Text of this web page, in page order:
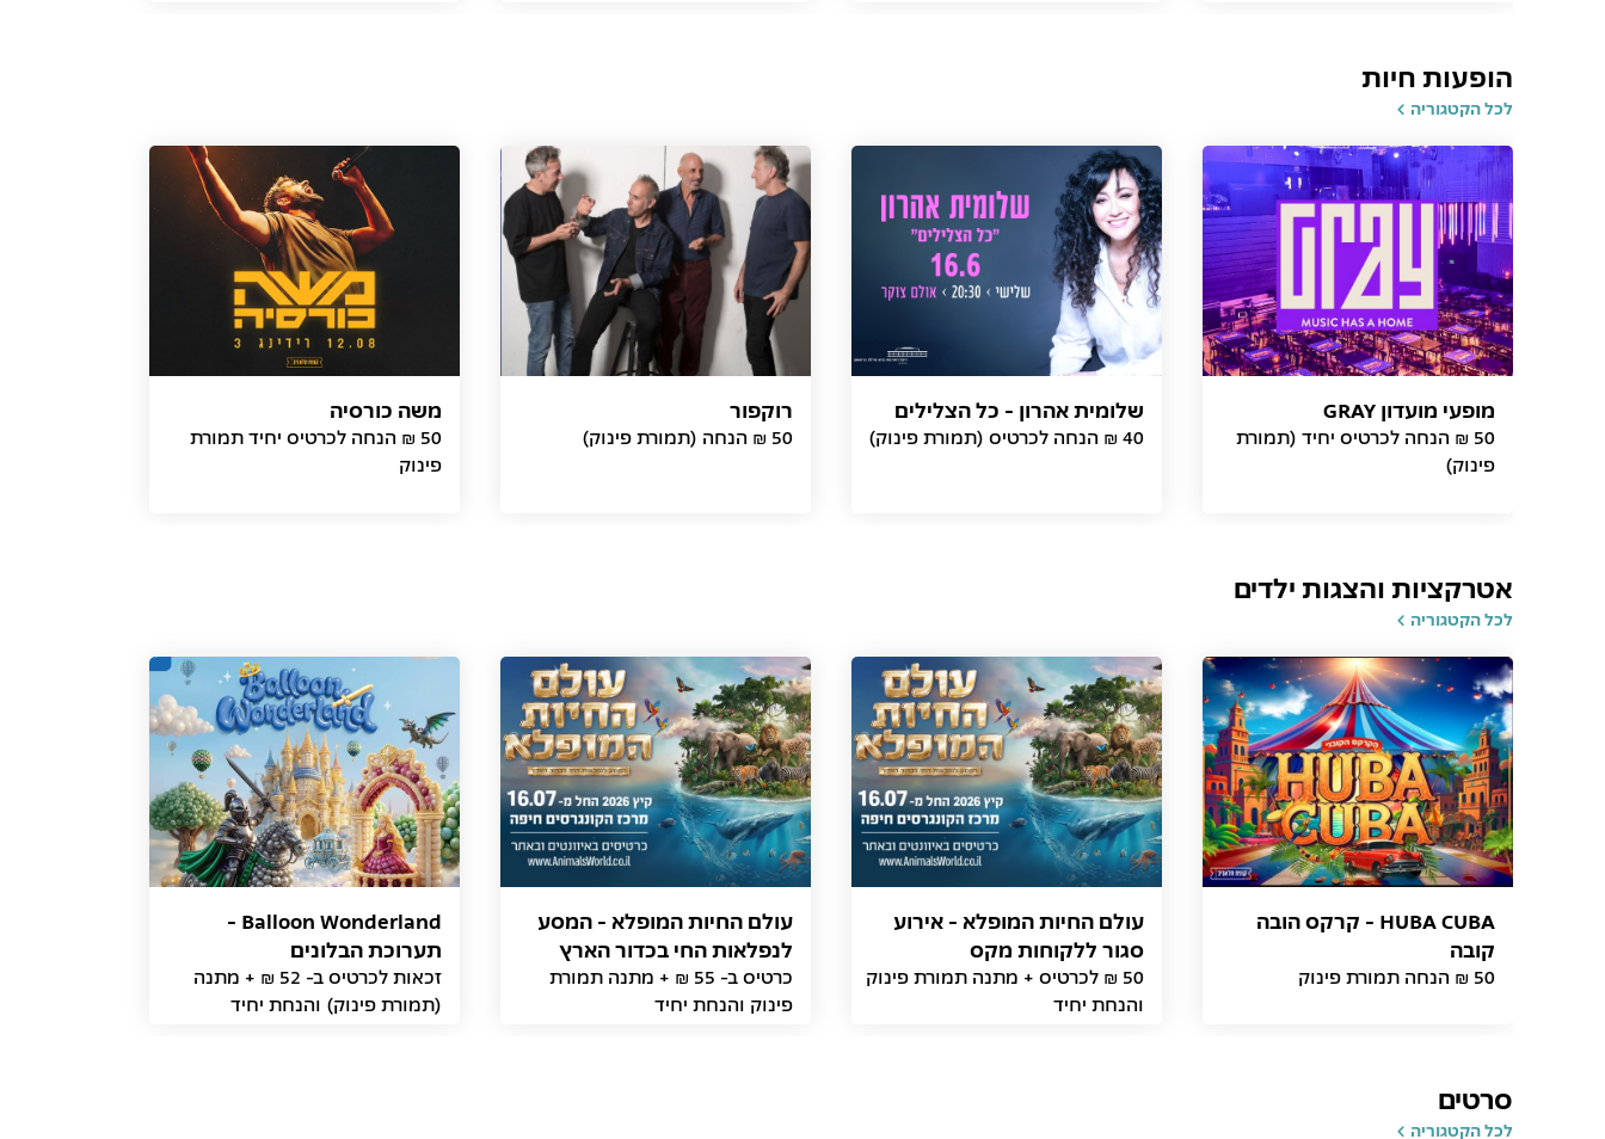
הופעות חיות
לכל הקטגוריה
מופעי מועדון GRAY
50 ₪ הנחה לכרטיס יחיד (תמורת
פינוק)
שלומית אהרון - כל הצלילים
40 ₪ הנחה לכרטיס (תמורת פינוק)
רוקפור
50 ₪ הנחה (תמורת פינוק)
משה כורסיה
50 ₪ הנחה לכרטיס יחיד תמורת
פינוק
אטרקציות והצגות ילדים
לכל הקטגוריה
HUBA CUBA - קרקס הובה
קובה
50 ₪ הנחה תמורת פינוק
עולם החיות המופלא - אירוע
סגור ללקוחות מקס
50 ₪ לכרטיס + מתנה תמורת פינוק
והנחת יחיד
עולם החיות המופלא - המסע
לנפלאות החי בכדור הארץ
כרטיס ב- 55 ₪ + מתנה תמורת
פינוק והנחת יחיד
Balloon Wonderland -
תערוכת הבלונים
זכאות לכרטיס ב- 52 ₪ + מתנה
(תמורת פינוק) והנחת יחיד
סרטים
לכל הקטגוריה